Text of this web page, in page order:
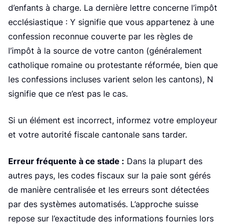
d’enfants à charge. La dernière lettre concerne l’impôt
ecclésiastique : Y signifie que vous appartenez à une
confession reconnue couverte par les règles de
l’impôt à la source de votre canton (généralement
catholique romaine ou protestante réformée, bien que
les confessions incluses varient selon les cantons), N
signifie que ce n’est pas le cas.
Si un élément est incorrect, informez votre employeur
et votre autorité fiscale cantonale sans tarder.
Erreur fréquente à ce stade : Dans la plupart des
autres pays, les codes fiscaux sur la paie sont gérés
de manière centralisée et les erreurs sont détectées
par des systèmes automatisés. L’approche suisse
repose sur l’exactitude des informations fournies lors